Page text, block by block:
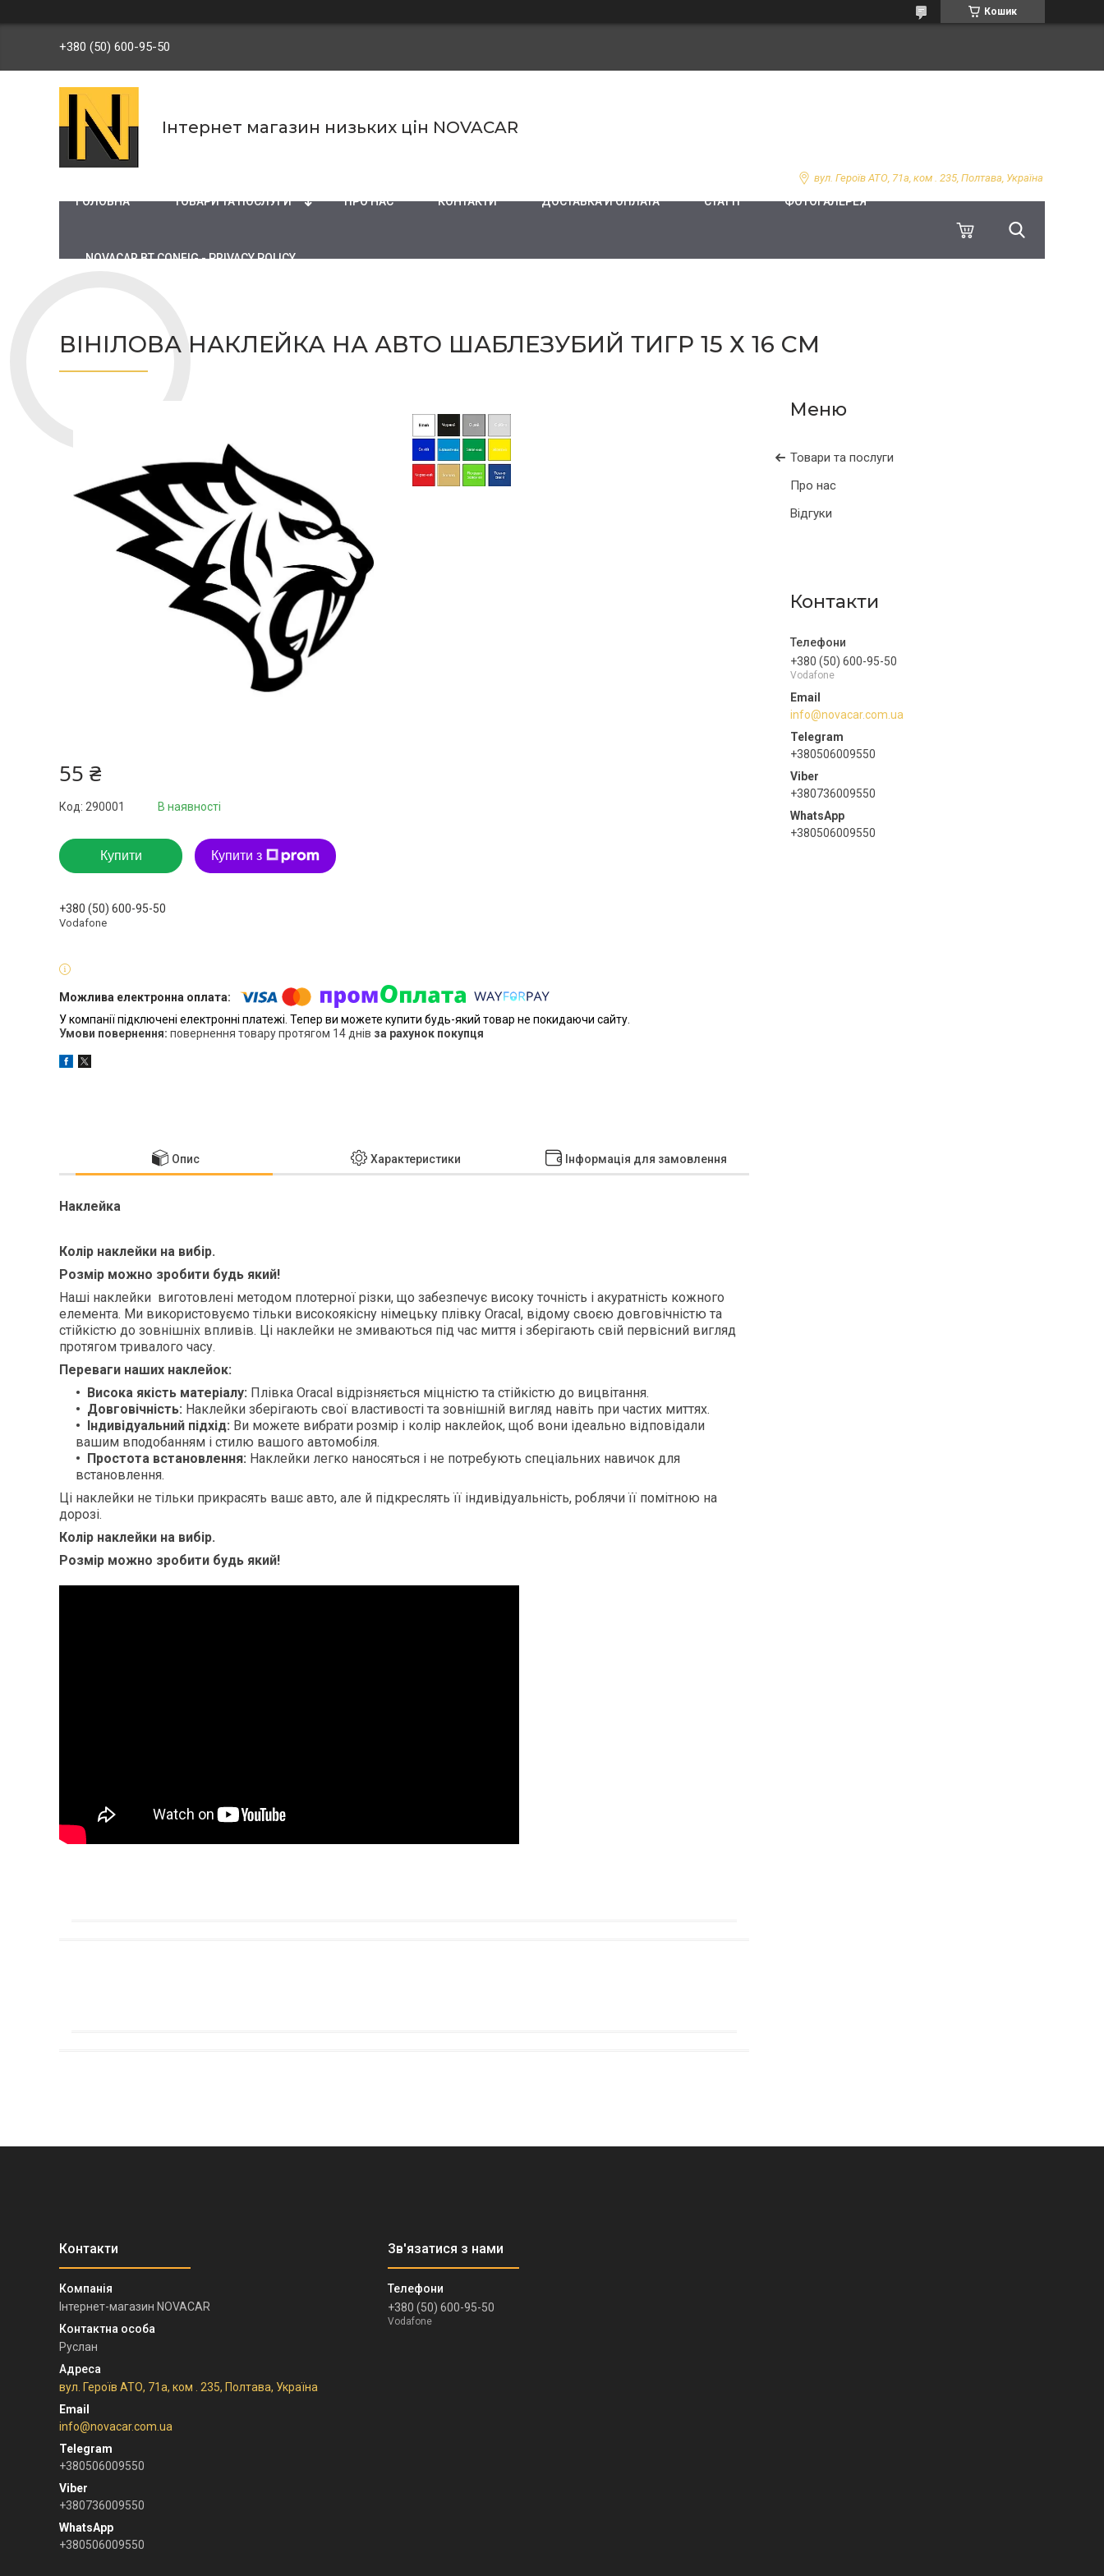
Кошик
+380 (50) 600-95-50
Інтернет магазин низьких цін NOVACAR
вул. Героїв АТО, 71а, ком . 235, Полтава, Україна
ГОЛОВНА ТОВАРИ ТА ПОСЛУГИ ПРО НАС КОНТАКТИ ДОСТАВКА И ОПЛАТА СТАТТІ ФОТОГАЛЕРЕЯ
NOVACAR BT CONFIG - PRIVACY POLICY
ВІНІЛОВА НАКЛЕЙКА НА АВТО ШАБЛЕЗУБИЙ ТИГР 15 Х 16 СМ
Товари та послуги
Про нас
Відгуки
Контакти
+380 (50) 600-95-50
Vodafone
info@novacar.com.ua
+380506009550
+380736009550
+380506009550
55 ₴
В наявності
Код: 290001
Купити Купити з
+380 (50) 600-95-50
Vodafone
У компанії підключені електронні платежі. Тепер ви можете купити будь-який товар не покидаючи сайту.
повернення товару протягом 14 днів за рахунок покупця
Опис Характеристики Інформація для замовлення
Наклейка
Колір наклейки на вибір.
Розмір можно зробити будь який!
Наші наклейки виготовлені методом плотерної різки, що забезпечує високу точність і акуратність кожного
елемента. Ми використовуємо тільки високоякісну німецьку плівку Oracal, відому своєю довговічністю та
стійкістю до зовнішніх впливів. Ці наклейки не змиваються під час миття і зберігають свій первісний вигляд
протягом тривалого часу.
Переваги наших наклейок:
Висока якість матеріалу: Плівка Oracal відрізняється міцністю та стійкістю до вицвітання.
Довговічність: Наклейки зберігають свої властивості та зовнішній вигляд навіть при частих миттях.
Індивідуальний підхід: Ви можете вибрати розмір і колір наклейок, щоб вони ідеально відповідали
вашим вподобанням і стилю вашого автомобіля.
Простота встановлення: Наклейки легко наносяться і не потребують спеціальних навичок для
встановлення.
Ці наклейки не тільки прикрасять вашє авто, але й підкреслять її індивідуальність, роблячи її помітною на
дорозі.
Колір наклейки на вибір.
Розмір можно зробити будь який!
Інтернет-магазин NOVACAR
Руслан
вул. Героїв АТО, 71а, ком . 235, Полтава, Україна
info@novacar.com.ua
+380506009550
+380736009550
+380506009550
+380 (50) 600-95-50
Vodafone